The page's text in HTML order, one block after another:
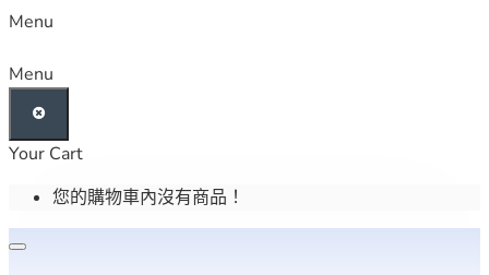
Menu
Menu
Your Cart
您的購物車內沒有商品！